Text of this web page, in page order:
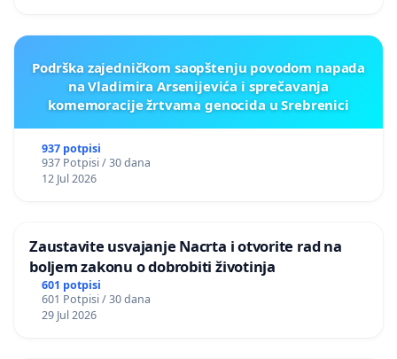
Podrška zajedničkom saopštenju povodom napada
na Vladimira Arsenijevića i sprečavanja
komemoracije žrtvama genocida u Srebrenici
937 potpisi
937 Potpisi / 30 dana
12 Jul 2026
Zaustavite usvajanje Nacrta i otvorite rad na
boljem zakonu o dobrobiti životinja
601 potpisi
601 Potpisi / 30 dana
29 Jul 2026